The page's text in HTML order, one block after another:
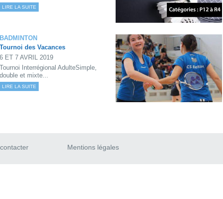
LIRE LA SUITE
BADMINTON
Tournoi des Vacances
6 ET 7 AVRIL 2019
Tournoi Interrégional AdulteSimple,
double et mixte...
LIRE LA SUITE
Mentions légales